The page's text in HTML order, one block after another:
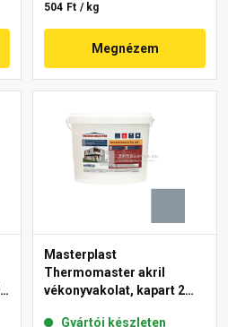
504 Ft / kg
Megnézem
Masterplast
Thermomaster akril
vékonyvakolat, kapart 2
Gyártói készleten